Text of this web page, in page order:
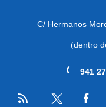
C/ Hermanos
(dentro
941
RSS